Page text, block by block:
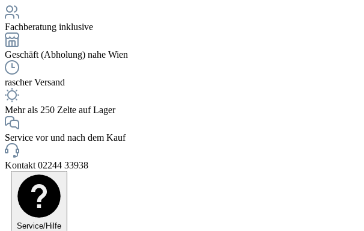
Fachberatung inklusive
Geschäft (Abholung) nahe Wien
rascher Versand
Mehr als 250 Zelte auf Lager
Service vor und nach dem Kauf
Kontakt 02244 33938
Service/Hilfe